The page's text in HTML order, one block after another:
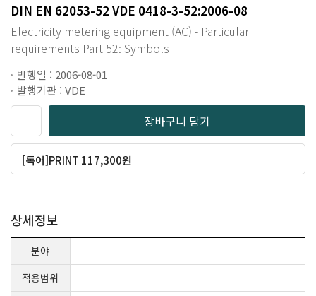
DIN EN 62053-52 VDE 0418-3-52:2006-08
Electricity metering equipment (AC) - Particular
requirements Part 52: Symbols
발행일 : 2006-08-01
발행기관 : VDE
장바구니 담기
[독어]PRINT 117,300원
상세정보
분야
적용범위